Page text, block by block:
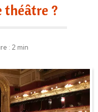
théâtre ?
: 2 min